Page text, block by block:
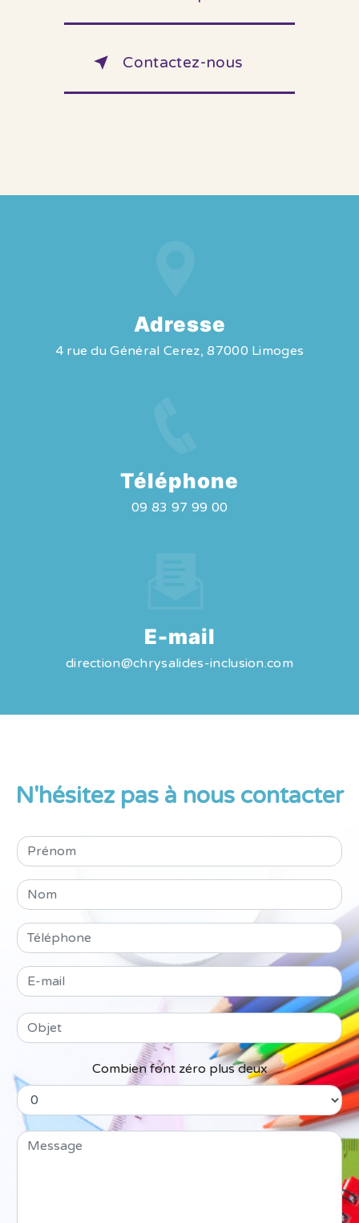
Contactez-nous
Adresse
4 rue du Général Cerez, 87000 Limoges
Téléphone
09 83 97 99 00
E-mail
direction@chrysalides-inclusion.com
N'hésitez pas à nous contacter
Combien font zéro plus deux